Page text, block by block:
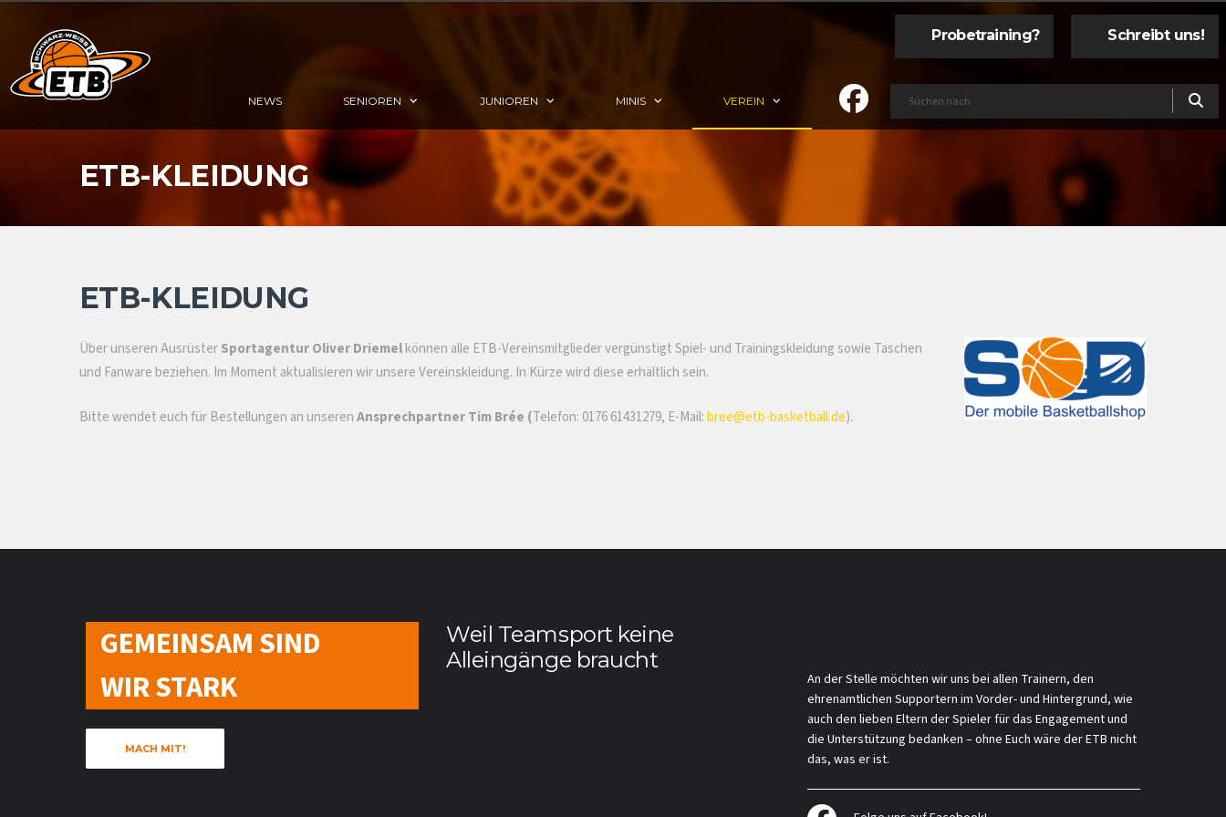
Probetraining? Schreibt uns!
NEWS SENIOREN JUNIOREN MINIS VEREIN
ETB-KLEIDUNG
ETB-KLEIDUNG
Über unseren AusrüsterSportagentur Oliver Driemelkönnen alle ETB-Vereinsmitglieder vergünstigt Spiel- und Trainingskleidung sowie Taschen
und Fanware beziehen. Im Moment aktualisieren wir unsere Vereinskleidung. In Kürze wird diese erhältlich sein.
Bitte wendet euch für Bestellungen an unserenAnsprechpartner Tim Brée (Telefon: 0176 61431279, E-Mail:bree@etb-basketball.de).
GEMEINSAM SIND
WIR STARK
MACH MIT!
Weil Teamsport keine
Alleingänge braucht
An der Stelle möchten wir uns bei allen Trainern, den
ehrenamtlichen Supportern im Vorder- und Hintergrund, wie
auch den lieben Eltern der Spieler für das Engagement und
die Unterstützung bedanken – ohne Euch wäre der ETB nicht
das, was er ist.